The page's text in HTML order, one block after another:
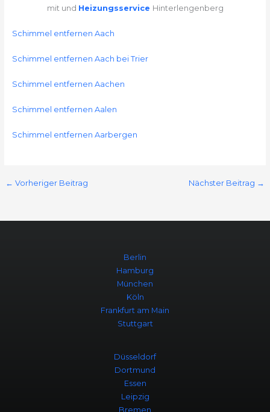
mit und Heizungsservice Hinterlengenberg
Schimmel entfernen Aach
Schimmel entfernen Aach bei Trier
Schimmel entfernen Aachen
Schimmel entfernen Aalen
Schimmel entfernen Aarbergen
← Vorheriger Beitrag Nächster Beitrag →
Berlin
Hamburg
München
Köln
Frankfurt am Main
Stuttgart
Düsseldorf
Dortmund
Essen
Leipzig
Bremen